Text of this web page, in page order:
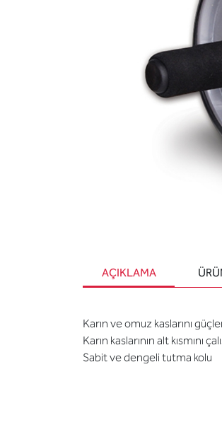
AÇIKLAMA
Karın ve omuz kaslarını
Karın kaslarının alt kısmını
Sabit ve dengeli tutma kolu